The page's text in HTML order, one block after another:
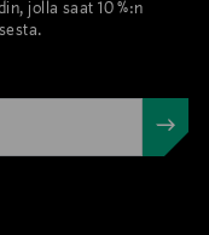
jolla saat 10 %:n